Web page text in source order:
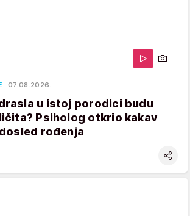
07.08.2026.
u istoj porodici budu
Psiholog otkrio kakav
rođenja